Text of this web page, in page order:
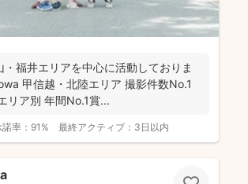
・福井エリアを中心に活動しておりま
甲信越・北陸エリア 撮影件数No.1
リア別 年間No.1賞...
率： 91% 最終アクティブ： 3日以内